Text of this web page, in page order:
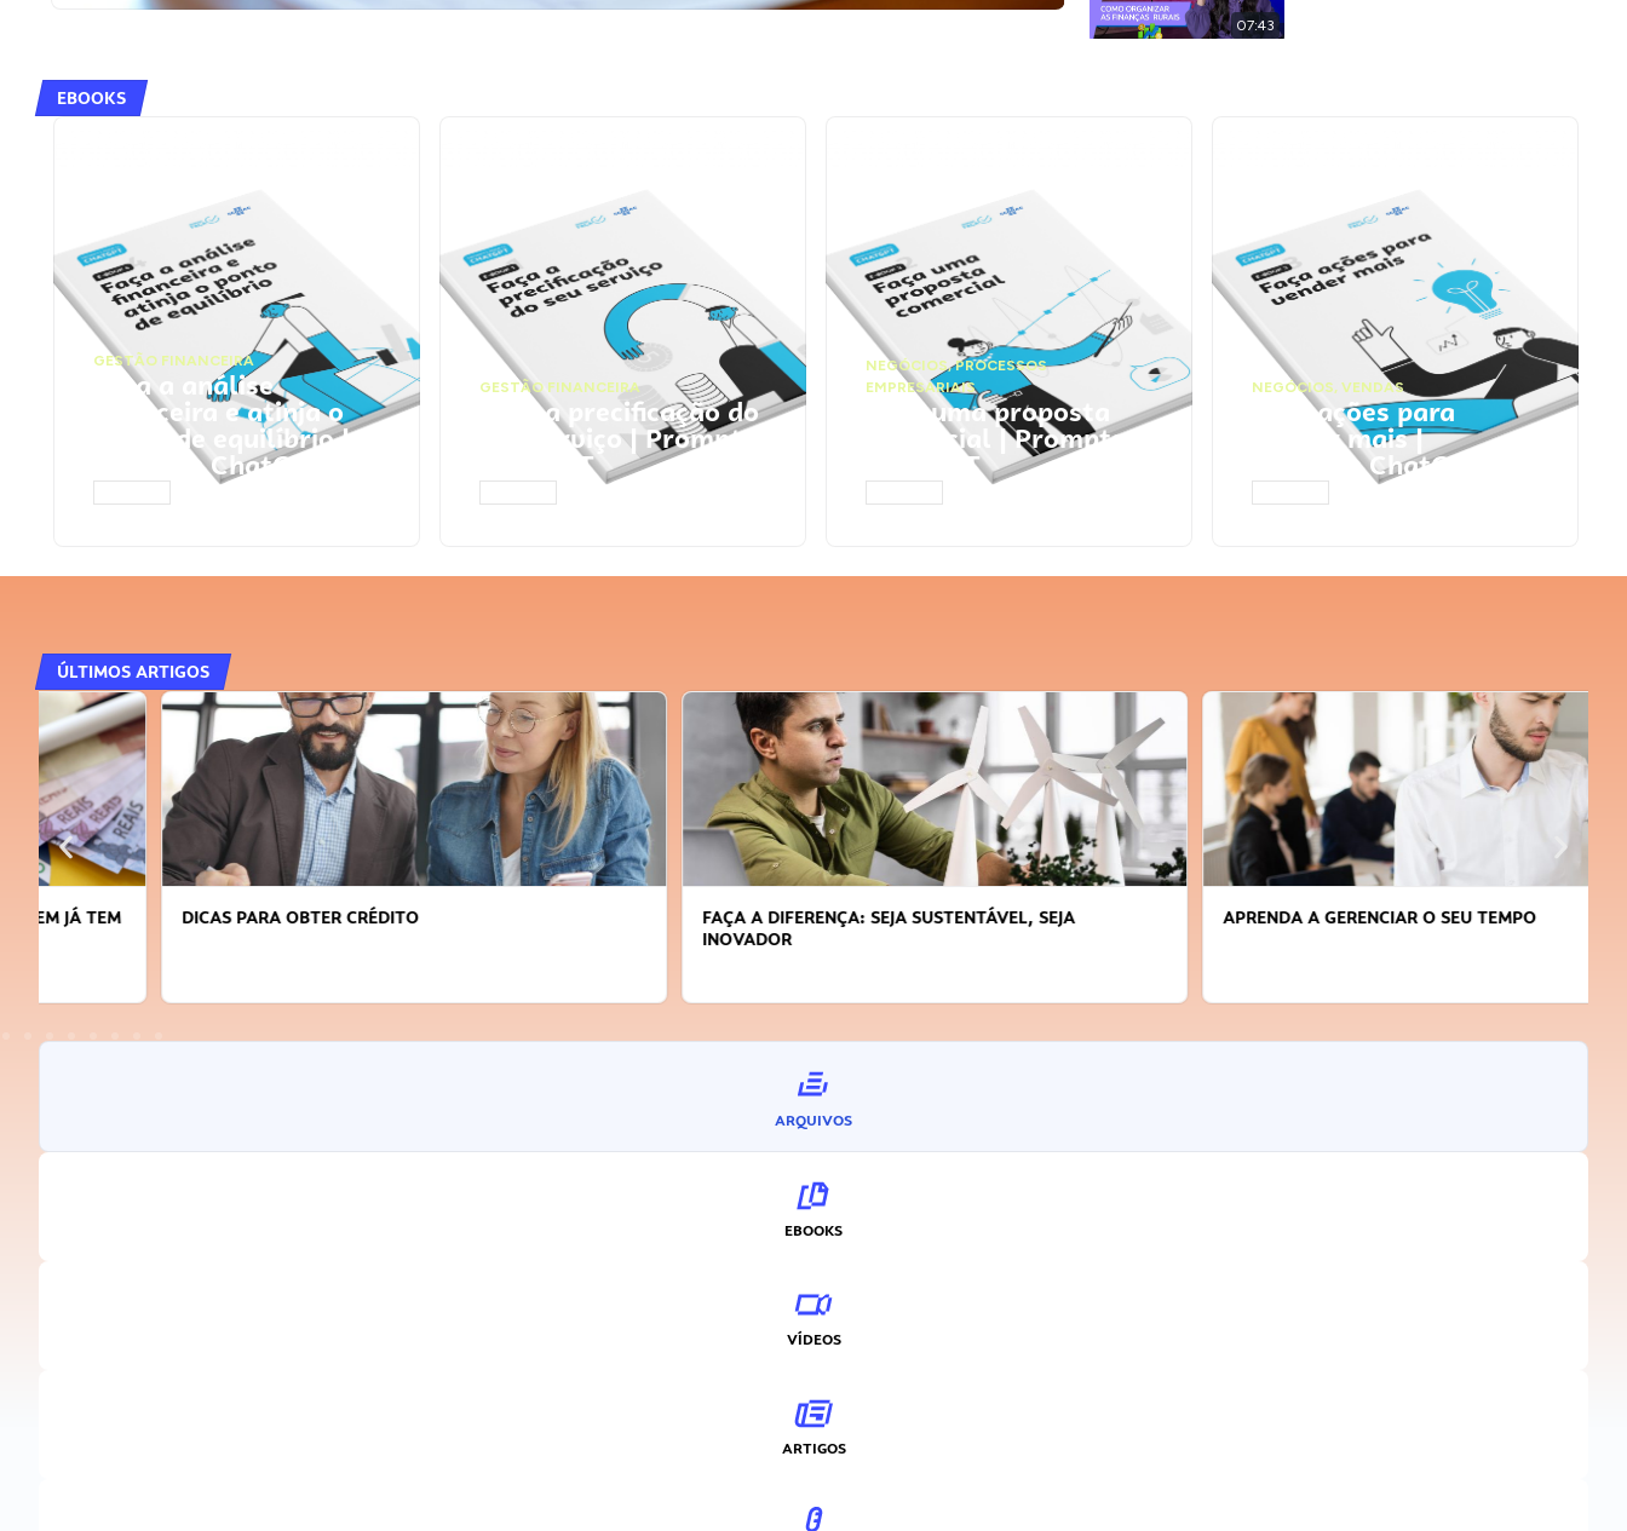
07:43
EBOOKS
GESTÃO FINANCEIRA
Faça a análise
financeira e atinja o
ponto de equilíbrio |
Prompts ChatGPT
GESTÃO FINANCEIRA
Faça a precificação do
seu serviço | Prompts
ChatGPT
NEGÓCIOS,PROCESSOS
EMPRESARIAIS
Faça uma proposta
comercial | Prompts
ChatGPT
NEGÓCIOS, VENDAS
Faça ações para
vender mais |
Prompts ChatGPT
ÚLTIMOS ARTIGOS
DICAS PARA OBTER CRÉDITO
FAÇA A DIFERENÇA: SEJA SUSTENTÁVEL, SEJA
APRENDA A GERENCIAR O SEU TEMPO
ARQUIVOS
EBOOKS
VÍDEOS
ARTIGOS